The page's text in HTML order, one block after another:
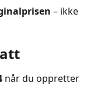
– ikke
når du oppretter